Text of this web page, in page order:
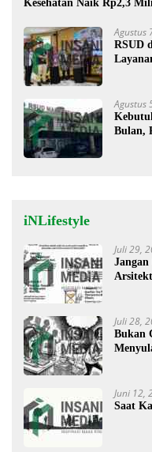
Kesehatan Naik Rp2,3
Agustus
RSUD
Agustus
Bulan,
iNLifestyle
Juli 29,
Juli 28,
Bukan
Juni 12,
Saat